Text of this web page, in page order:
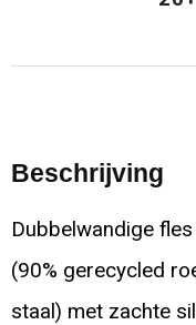
Beschrijving
Dubbelwandige
(90% gerecycled
staal) met zachte